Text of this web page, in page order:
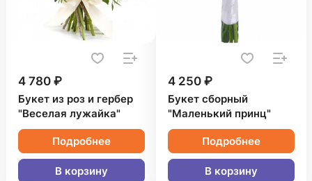
4 780 ₽
Букет из роз и гербер
"Веселая лужайка"
Подробнее
В корзину
4 250 ₽
Букет сборный
"Маленький принц"
Подробнее
В корзину